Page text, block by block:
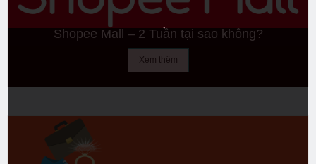
Shopee Mall – 2 Tuần tại sao không?
Xem thêm